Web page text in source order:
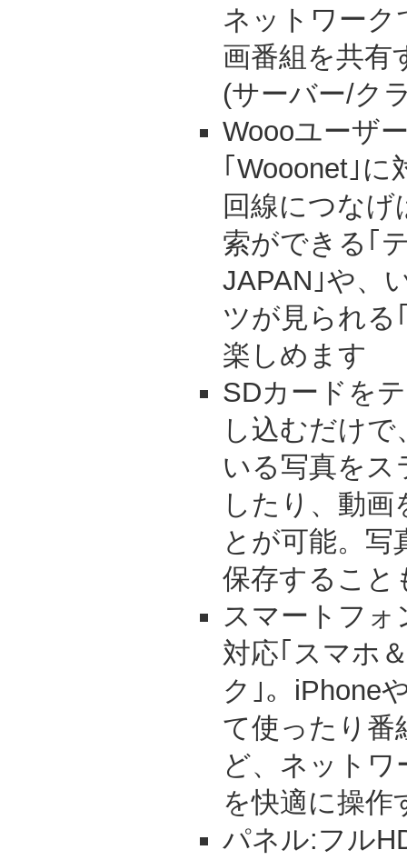
ネットワーク
画番組を共有
(サーバー/ク
Woooユーザ
｢Wooonet｣
回線につな
索ができる｢
JAPAN｣や、
ツが見られる
楽しめます
SDカードを
し込むだけ
いる写真をス
したり、動
とが可能。
保存すること
スマートフォ
対応｢スマホ
ク｣。iPhone
て使ったり番
ど、ネット
を快適に操作
パネル:フル